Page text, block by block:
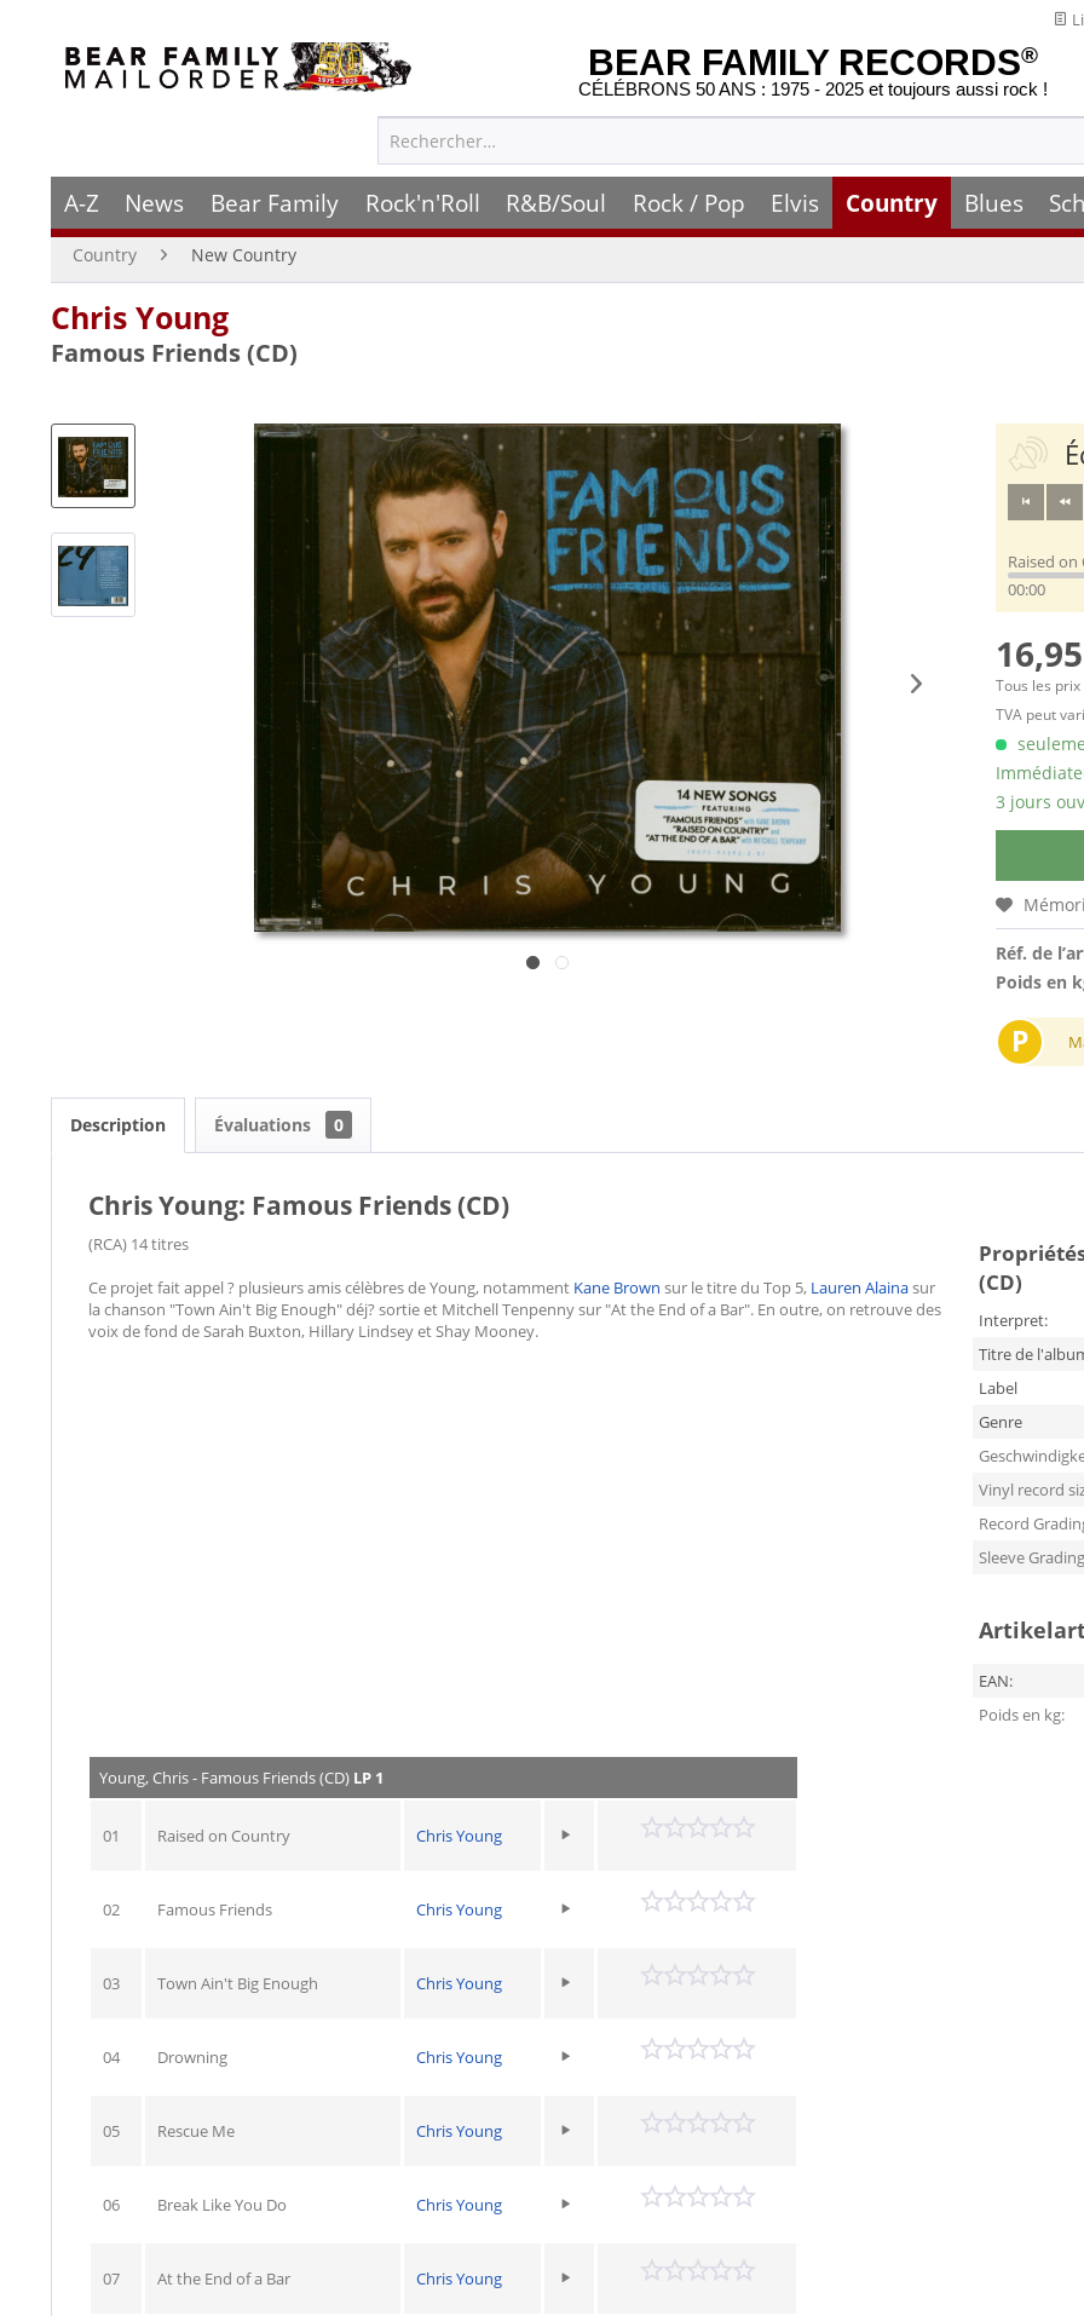
BEAR FAMILY RECORDS®
CÉLÉBRONS 50 ANS : 1975 - 2025 et toujours aussi rock !
A-Z News Bear Family Rock'n'Roll R&B/Soul Rock / Pop Elvis Country Blues
Country New Country
Chris Young
Famous Friends (CD)
Raised
00:00
Tous les
TVA peut
3 jours
Réf. de
Poids en
P
Description Évaluations 0
Chris Young: Famous Friends (CD)
(RCA) 14 titres
Ce projet fait appel ? plusieurs amis célèbres de Young, notamment Kane Brown sur le titre du Top 5, Lauren Alainasur
la chanson "Town Ain't Big Enough" déj? sortie et Mitchell Tenpenny sur "At the End of a Bar". En outre, on retrouve des
voix de fond de Sarah Buxton, Hillary Lindsey et Shay Mooney.
(CD)
Interpret:
Titre de
Label
Genre
Vinyl record
Record
Sleeve Grading
EAN:
Poids en kg:
Young, Chris - Famous Friends (CD) LP 1
01 Raised on Country Chris Young
02 Famous Friends Chris Young
03 Town Ain't Big Enough Chris Young
04 Drowning Chris Young
05 Rescue Me Chris Young
06 Break Like You Do Chris Young
07 At the End of a Bar Chris Young